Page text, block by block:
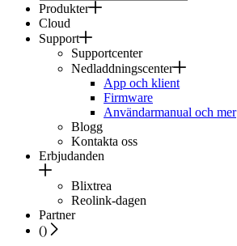
Produkter
Cloud
Support
Supportcenter
Nedladdningscenter
App och klient
Firmware
Användarmanual och mer
Blogg
Kontakta oss
Erbjudanden
Blixtrea
Reolink-dagen
Partner
()